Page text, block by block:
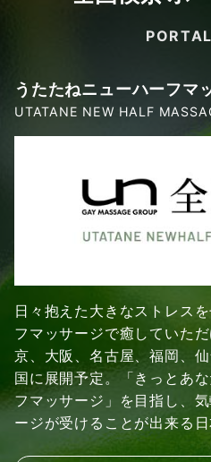
うたたねニューハーフマ
UTATANE NEW HALF
日々抱えた大きなストレス
フマッサージで癒していた
京、大阪、名古屋、福岡、
国に展開予定。「きっとあ
フマッサージ」を目指し、
ージが受けることが出来る